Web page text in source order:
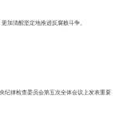
加清醒坚定地推进反腐败斗争。
纪律检查委员会第五次全体会议上发表重要